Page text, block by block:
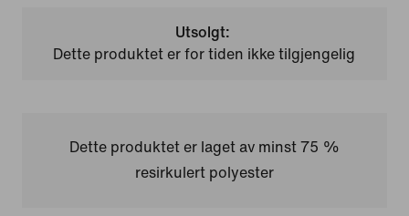
Utsolgt:
Dette produktet er for tiden ikke tilgjengelig
Dette produktet er laget av minst 75 %
resirkulert polyester